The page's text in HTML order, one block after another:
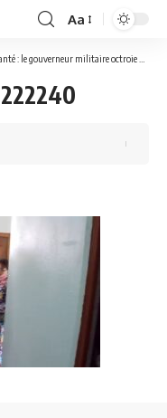
Font
Resizer
Aa
bourses aux sages femmes et matériel médical à quelques structures sanitaires.